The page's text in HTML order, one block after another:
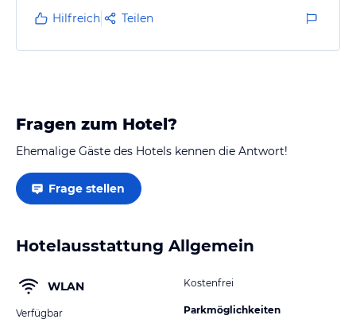
Frühstück gute Auswahl an frischen Brötchen und
sehr guter Kaffee .
Ich kann das Gästehaus Ursula nur weiterempfehlen .
Hilfreich Teilen
Fragen zum Hotel?
Ehemalige Gäste des Hotels kennen die Antwort!
Frage stellen
Hotelausstattung Allgemein
WLAN
Verfügbar
Kostenfrei
Parkmöglichkeiten